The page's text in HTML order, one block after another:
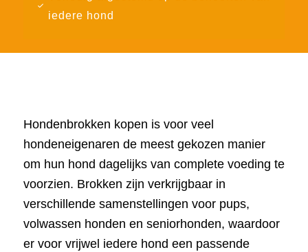
iedere hond
Hondenbrokken kopen is voor veel
hondeneigenaren de meest gekozen manier
om hun hond dagelijks van complete voeding te
voorzien. Brokken zijn verkrijgbaar in
verschillende samenstellingen voor pups,
volwassen honden en seniorhonden, waardoor
er voor vrijwel iedere hond een passende